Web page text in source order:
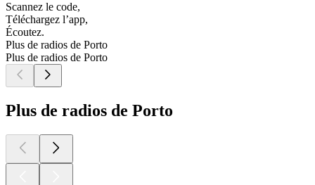
Scannez le code,
Téléchargez l’app,
Écoutez.
Plus de radios de Porto
Plus de radios de Porto
Plus de radios de Porto